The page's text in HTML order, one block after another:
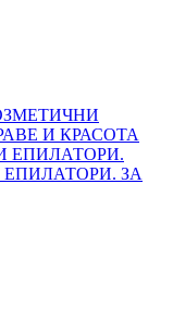
И КРАСОТА
ЕПИЛАТОРИ.
ЗА